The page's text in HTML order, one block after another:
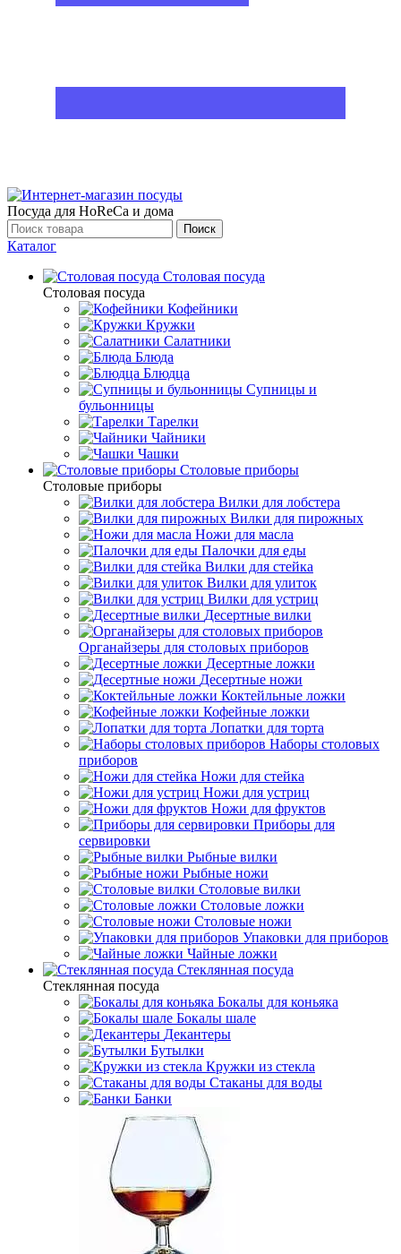
Посуда для HoReCa и дома
Поиск
Каталог
Столовая посуда
Столовая посуда
Кофейники
Кружки
Салатники
Блюда
Блюдца
Супницы и
бульонницы
Тарелки
Чайники
Чашки
Cтоловые приборы
Cтоловые приборы
Вилки для лобстера
Вилки для пирожных
Ножи для масла
Палочки для еды
Вилки для стейка
Вилки для улиток
Вилки для устриц
Десертные вилки
Органайзеры для столовых приборов
Десертные ложки
Десертные ножи
Коктейльные ложки
Кофейные ложки
Лопатки для торта
Наборы столовых
приборов
Ножи для стейка
Ножи для устриц
Ножи для фруктов
Приборы для
сервировки
Рыбные вилки
Рыбные ножи
Столовые вилки
Столовые ложки
Столовые ножи
Упаковки для приборов
Чайные ложки
Стеклянная посуда
Стеклянная посуда
Бокалы для коньяка
Бокалы шале
Декантеры
Бутылки
Кружки из стекла
Стаканы для воды
Банки